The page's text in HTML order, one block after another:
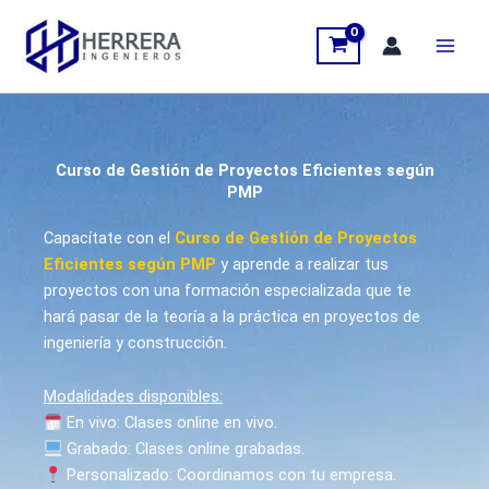
contenido
Curso de Gestión de Proyectos Eficientes según
PMP
Capacítate con el Curso de Gestión de Proyectos
Eficientes según PMP y aprende a realizar tus
proyectos con una formación especializada que te
hará pasar de la teoría a la práctica en proyectos de
ingeniería y construcción.
Modalidades disponibles:
En vivo: Clases online en vivo.
Grabado: Clases online grabadas.
Personalizado: Coordinamos con tu empresa.